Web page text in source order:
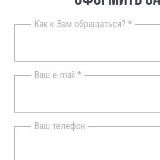
Как к Вам обращаться? *
Ваш e-mail *
Ваш телефон